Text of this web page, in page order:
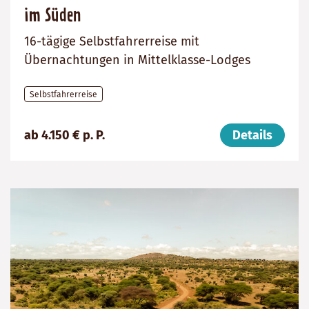
im Süden
16-tägige Selbstfahrerreise mit
Übernachtungen in Mittelklasse-Lodges
Selbstfahrerreise
ab 4.150 € p. P. Details
(ab):
16
Tansania